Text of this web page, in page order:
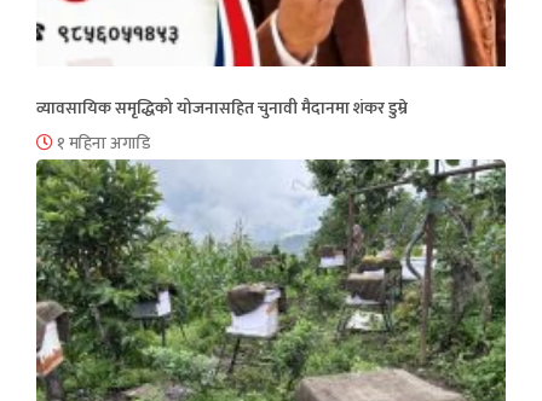
व्यावसायिक समृद्धिको योजनासहित चुनावी मैदानमा शंकर डुम्रे
१ महिना अगाडि